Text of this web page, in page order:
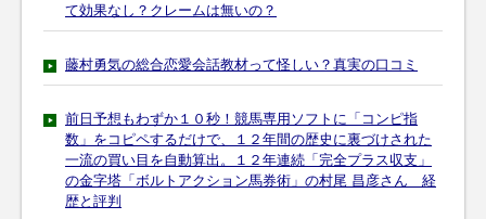
て効果なし？クレームは無いの？
藤村勇気の総合恋愛会話教材って怪しい？真実の口コミ
前日予想もわずか１０秒！競馬専用ソフトに「コンピ指
数」をコピペするだけで、１２年間の歴史に裏づけされた
一流の買い目を自動算出。１２年連続「完全プラス収支」
の金字塔「ボルトアクション馬券術」の村尾 昌彦さん 経
歴と評判